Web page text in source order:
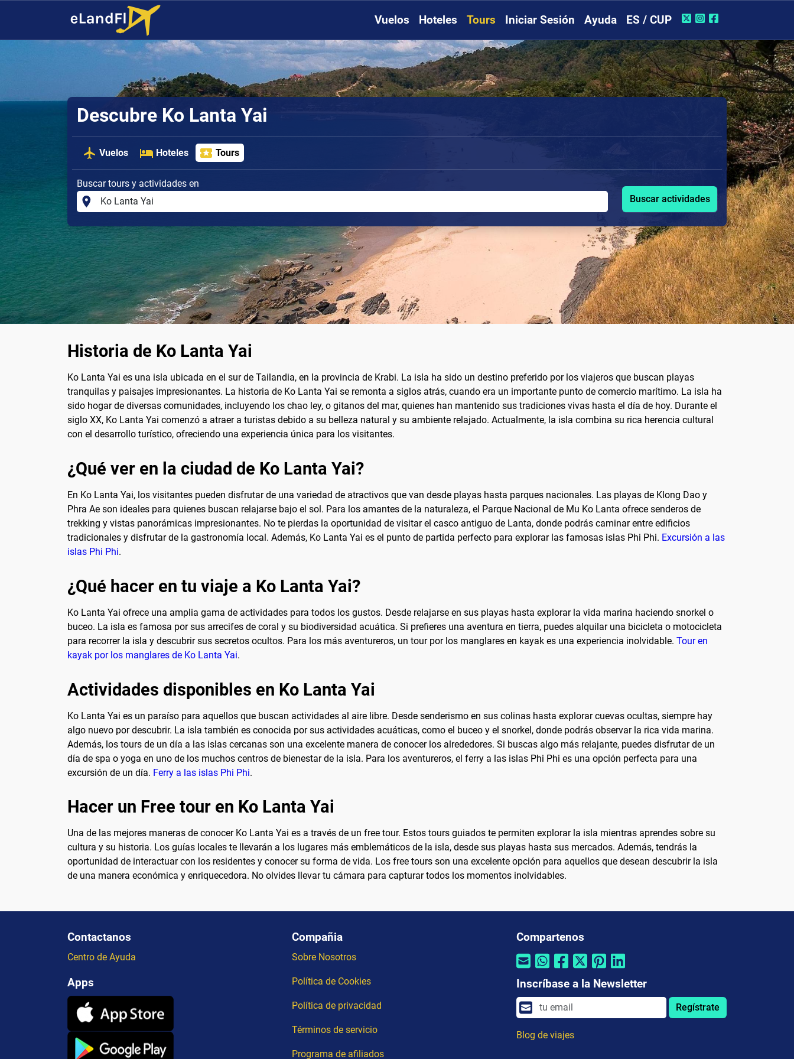
Vuelos Hoteles Tours Iniciar Sesión Ayuda ES / CUP
Descubre Ko Lanta Yai
Vuelos Hoteles Tours
Buscar tours y actividades en
Buscar actividades
Historia de Ko Lanta Yai
Ko Lanta Yai es una isla ubicada en el sur de Tailandia, en la provincia de Krabi. La isla ha sido un destino preferido por los viajeros que buscan playas
tranquilas y paisajes impresionantes. La historia de Ko Lanta Yai se remonta a siglos atrás, cuando era un importante punto de comercio marítimo. La isla ha
sido hogar de diversas comunidades, incluyendo los chao ley, o gitanos del mar, quienes han mantenido sus tradiciones vivas hasta el día de hoy. Durante el
siglo XX, Ko Lanta Yai comenzó a atraer a turistas debido a su belleza natural y su ambiente relajado. Actualmente, la isla combina su rica herencia cultural
con el desarrollo turístico, ofreciendo una experiencia única para los visitantes.
¿Qué ver en la ciudad de Ko Lanta Yai?
En Ko Lanta Yai, los visitantes pueden disfrutar de una variedad de atractivos que van desde playas hasta parques nacionales. Las playas de Klong Dao y
Phra Ae son ideales para quienes buscan relajarse bajo el sol. Para los amantes de la naturaleza, el Parque Nacional de Mu Ko Lanta ofrece senderos de
trekking y vistas panorámicas impresionantes. No te pierdas la oportunidad de visitar el casco antiguo de Lanta, donde podrás caminar entre edificios
tradicionales y disfrutar de la gastronomía local. Además, Ko Lanta Yai es el punto de partida perfecto para explorar las famosas islas Phi Phi. Excursión a las
islas Phi Phi.
¿Qué hacer en tu viaje a Ko Lanta Yai?
Ko Lanta Yai ofrece una amplia gama de actividades para todos los gustos. Desde relajarse en sus playas hasta explorar la vida marina haciendo snorkel o
buceo. La isla es famosa por sus arrecifes de coral y su biodiversidad acuática. Si prefieres una aventura en tierra, puedes alquilar una bicicleta o motocicleta
para recorrer la isla y descubrir sus secretos ocultos. Para los más aventureros, un tour por los manglares en kayak es una experiencia inolvidable. Tour en
kayak por los manglares de Ko Lanta Yai.
Actividades disponibles en Ko Lanta Yai
Ko Lanta Yai es un paraíso para aquellos que buscan actividades al aire libre. Desde senderismo en sus colinas hasta explorar cuevas ocultas, siempre hay
algo nuevo por descubrir. La isla también es conocida por sus actividades acuáticas, como el buceo y el snorkel, donde podrás observar la rica vida marina.
Además, los tours de un día a las islas cercanas son una excelente manera de conocer los alrededores. Si buscas algo más relajante, puedes disfrutar de un
día de spa o yoga en uno de los muchos centros de bienestar de la isla. Para los aventureros, el ferry a las islas Phi Phi es una opción perfecta para una
excursión de un día. Ferry a las islas Phi Phi.
Hacer un Free tour en Ko Lanta Yai
Una de las mejores maneras de conocer Ko Lanta Yai es a través de un free tour. Estos tours guiados te permiten explorar la isla mientras aprendes sobre su
cultura y su historia. Los guías locales te llevarán a los lugares más emblemáticos de la isla, desde sus playas hasta sus mercados. Además, tendrás la
oportunidad de interactuar con los residentes y conocer su forma de vida. Los free tours son una excelente opción para aquellos que desean descubrir la isla
de una manera económica y enriquecedora. No olvides llevar tu cámara para capturar todos los momentos inolvidables.
Contactanos
Centro de Ayuda
Apps
Compañia
Sobre Nosotros
Política de Cookies
Política de privacidad
Términos de servicio
Programa de afiliados
Compartenos
Inscríbase a la Newsletter
Regístrate
Blog de viajes